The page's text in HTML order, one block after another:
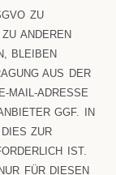
ZU LÖS
ZWE
HIE
AUS DER NEW
ADRESSE BEI
GGF. IN EIN
ZUR VER
IST. DI
DIESEN ZWE